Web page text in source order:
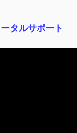
タルサポート